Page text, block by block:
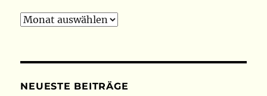
Archiv
NEUESTE BEITRÄGE